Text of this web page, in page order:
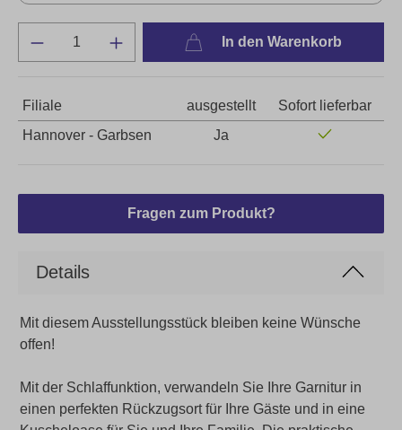
In den Warenkorb
Filiale ausgestellt
Sofort lieferbar
Hannover - Garbsen
Ja
Fragen zum Produkt?
Details
Mit diesem Ausstellungsstück bleiben keine Wünsche
offen!
Mit der Schlaffunktion, verwandeln Sie Ihre Garnitur in
einen perfekten Rückzugsort für Ihre Gäste und in eine